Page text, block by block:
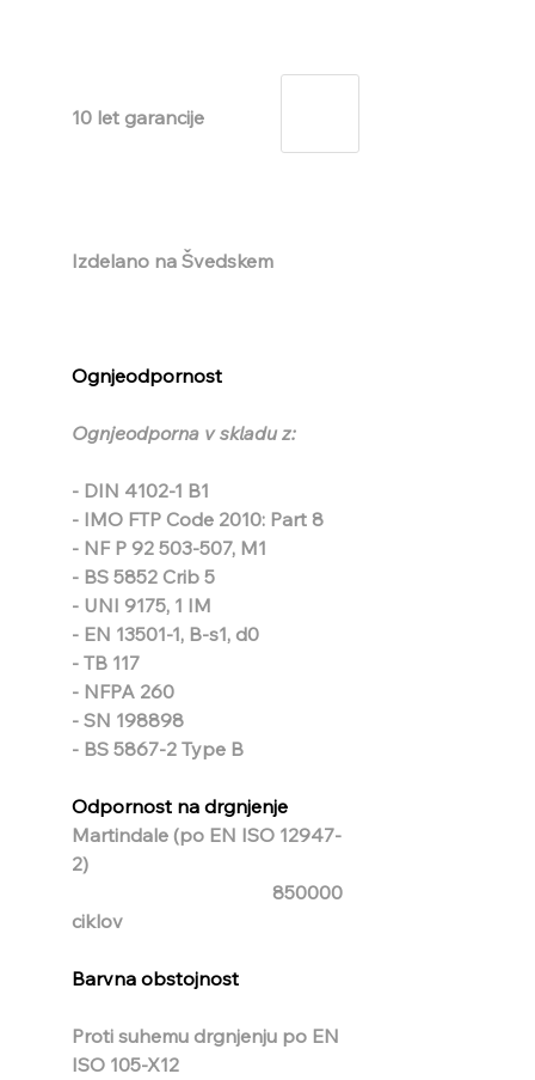
10 let garancije
Izdelano na Švedskem
Ognjeodpornost
Ognjeodporna v skladu z:
- DIN 4102-1 B1
- IMO FTP Code 2010: Part 8
- NF P 92 503-507, M1
- BS 5852 Crib 5
- UNI 9175, 1 IM
- EN 13501-1, B-s1, d0
- TB 117
- NFPA 260
- SN 198898
- BS 5867-2 Type B
Odpornost na drgnjenje
Martindale (po EN ISO 12947-
2)
850000
ciklov
Barvna obstojnost
Proti suhemu drgnjenju po EN
ISO 105-X12